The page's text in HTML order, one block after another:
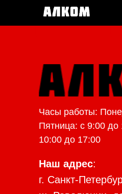
Часы работы:
Пятница: с 9:00 до
10:00 до 17:00
Наш адрес:
г. Санкт-